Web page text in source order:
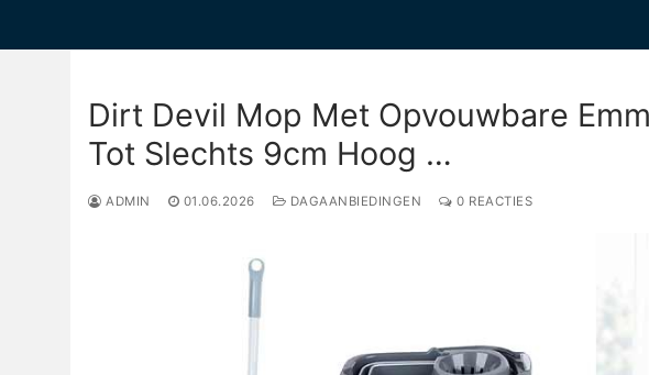
Dirt Devil Mop Met Opvouwbare
Tot Slechts 9cm Hoog …
ADMIN 01.06.2026 DAGAANBIEDINGEN 0 REACTIES